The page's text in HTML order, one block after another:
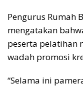
Pengurus Rumah
mengatakan
peserta pelatihan
wadah promosi
“Selama ini